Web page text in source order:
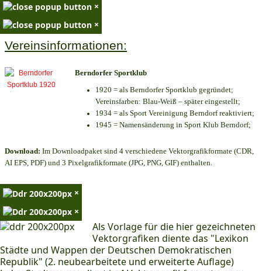
×
×
Vereinsinformationen:
Berndorfer Sportklub
1920 = als Berndorfer Sportklub gegründet;
Vereinsfarben: Blau-Weiß – später eingestellt;
1934 = als Sport Vereinigung Berndorf reaktiviert;
1945 = Namensänderung in Sport Klub Berndorf;
Download: Im Downloadpaket sind 4 verschiedene Vektorgrafikformate (CDR,
AI EPS, PDF) und 3 Pixelgrafikformate (JPG, PNG, GIF) enthalten.
×
×
Als Vorlage für die hier gezeichneten
Vektorgrafiken diente das "Lexikon
Städte und Wappen der Deutschen Demokratischen
Republik" (2. neubearbeitete und erweiterte Auflage)